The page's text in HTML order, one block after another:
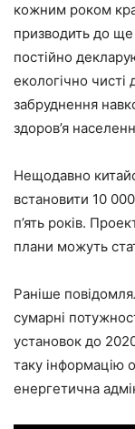
кожним роком
призводить до
постійно
екологічно
забруднення
здоров’я
Нещодавно
встановити 10
п’ять років.
плани можуть
Раніше
сумарні
установок до
таку інформацію
енергетична